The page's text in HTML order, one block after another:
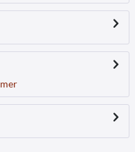
mer